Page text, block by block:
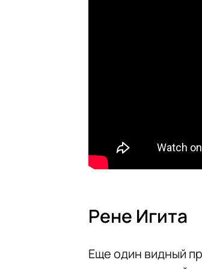
Рене Игита
Еще один видный